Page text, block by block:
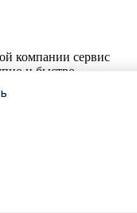
компании сервис
и быстро